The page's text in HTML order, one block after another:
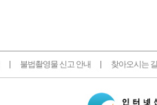
불법촬영물 신고 안내 찾아오시는 길